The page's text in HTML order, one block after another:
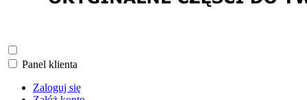
Panel klienta
Zaloguj się